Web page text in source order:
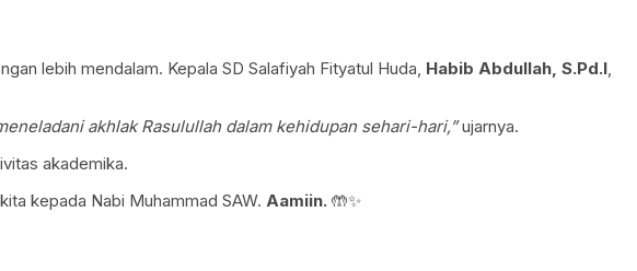
lebih mendalam. Kepala SD Salafiyah Fityatul Huda, Habib Abdullah, S.Pd.I,
akhlak Rasulullah dalam kehidupan sehari-hari,”ujarnya.
akademika.
kepada Nabi Muhammad SAW. Aamiin. 🤲✨